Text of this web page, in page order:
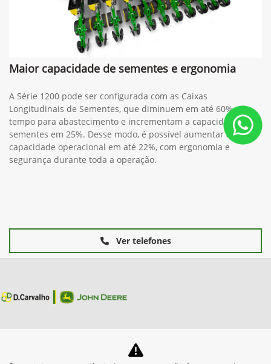
Maior capacidade de sementes e ergonomia
A Série 1200 pode ser configurada com as Caixas
Longitudinais de Sementes, que diminuem em até 60% o
tempo para abastecimento e incrementam a capacidade de
sementes em 25%. Desse modo, é possível aumentar a
capacidade operacional em até 22%, com ergonomia e
segurança durante toda a operação.
Ver telefones